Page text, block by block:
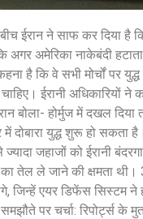
ईरान ने साफ कर दिया है
अमेरिका नाकेबंदी
है कि वे सभी मोर्चों पर
ईरानी अधिकारियों
होर्मुज में दखल दिया
दोबारा युद्ध शुरू हो
जहाजों को ईरानी
तेल ले जाने की क्षमता थी।
जिन्हें एयर डिफेंस सिस्टम
पर चर्चा: रिपोर्ट्स के